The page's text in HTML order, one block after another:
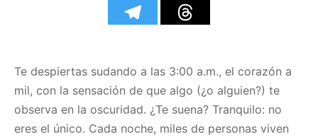
Te despiertas sudando a las 3:00 a.m., el corazón a
mil, con la sensación de que algo (¿o alguien?) te
observa en la oscuridad. ¿Te suena? Tranquilo: no
eres el único. Cada noche, miles de personas viven